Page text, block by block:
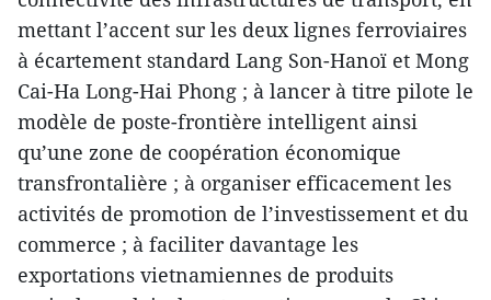
mettant l’accent sur les deux lignes ferroviaires
à écartement standard Lang Son-Hanoï et Mong
Cai-Ha Long-Hai Phong ; à lancer à titre pilote le
modèle de poste-frontière intelligent ainsi
qu’une zone de coopération économique
transfrontalière ; à organiser efficacement les
activités de promotion de l’investissement et du
commerce ; à faciliter davantage les
exportations vietnamiennes de produits